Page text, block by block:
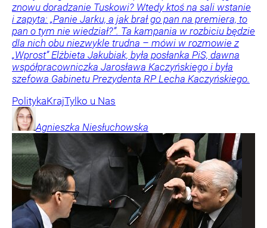
znowu doradzanie Tuskowi? Wtedy ktoś na sali wstanie
i zapyta: „Panie Jarku, a jak brał go pan na premiera, to
pan o tym nie wiedział?”. Ta kampania w rozbiciu będzie
dla nich obu niezwykle trudna – mówi w rozmowie z
„Wprost” Elżbieta Jakubiak, była posłanka PiS, dawna
współpracowniczka Jarosława Kaczyńskiego i była
szefowa Gabinetu Prezydenta RP Lecha Kaczyńskiego.
PolitykaKrajTylko u Nas
Agnieszka Niesłuchowska